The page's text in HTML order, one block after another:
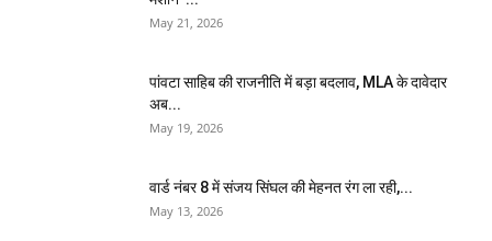
May 21, 2026
पांवटा साहिब की राजनीति में बड़ा बदलाव, MLA के दावेदार
अब...
May 19, 2026
वार्ड नंबर 8 में संजय सिंघल की मेहनत रंग ला रही,...
May 13, 2026